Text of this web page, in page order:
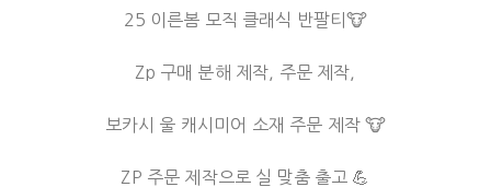
25 이른봄 모직 클래식 반팔티🐮
Zp 구매 분해 제작, 주문 제작,
보카시 울 캐시미어 소재 주문 제작 🐮
ZP 주문 제작으로 실 맞춤 출고 💪